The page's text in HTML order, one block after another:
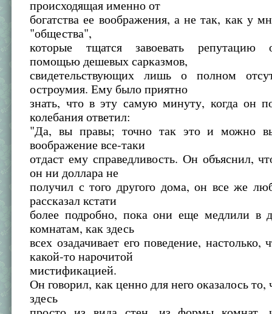
происходящая именно от
богатства ее воображения, а не так, как у
"общества",
которые тщатся завоевать репутацию
помощью дешевых сарказмов,
свидетельствующих лишь о полном
остроумия. Ему было приятно
знать, что в эту самую минуту, когда он
колебания ответил:
"Да, вы правы; точно так это и можно
воображение все-таки
отдаст ему справедливость. Он объяснил,
он ни доллара не
получил с того другого дома, он все же
рассказал кстати
более подробно, пока они еще медлили в
комнатам, как здесь
всех озадачивает его поведение, настолько,
какой-то нарочитой
мистификацией.
Он говорил, как ценно для него оказалось
здесь